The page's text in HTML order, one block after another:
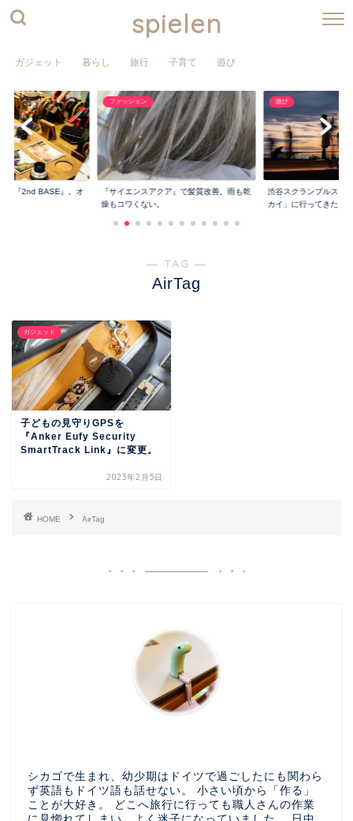
spielen
ガジェット 暮らし 旅行 子育て 遊び
屋『2nd BASE』。オ
ファッション
『サイエンスアクア』で髪質改善。雨も乾
燥もコワくない。
遊び
渋谷スクランブルスク
カイ」に行ってきた...
― TAG ―
AirTag
ガジェット
子どもの見守りGPSを
『Anker Eufy Security
SmartTrack Link』に変更。
2023年2月5日
HOME AirTag
シカゴで生まれ、幼少期はドイツで過ごしたにも関わら
ず英語もドイツ語も話せない。 小さい頃から「作る」
ことが大好き。 どこへ旅行に行っても職人さんの作業